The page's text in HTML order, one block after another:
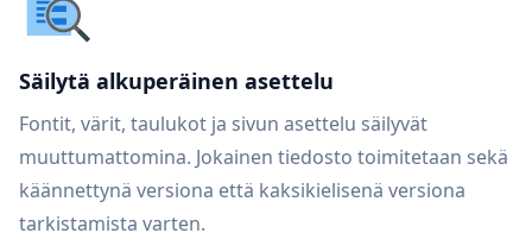
Säilytä alkuperäinen asettelu
Fontit, värit, taulukot ja sivun asettelu säilyvät
muuttumattomina. Jokainen tiedosto toimitetaan sekä
käännettynä versiona että kaksikielisenä versiona
tarkistamista varten.